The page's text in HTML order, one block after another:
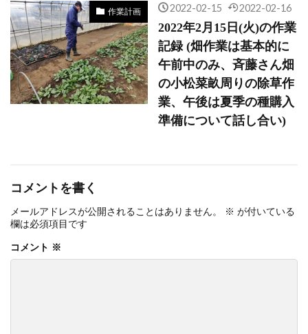
作業計画 2022-02-15 2022-02-16
2022年2月15日(火)の作業
記録 (畑作業は基本的に
午前中のみ、斉藤さん畑
の小松菜畝周りの除草作
業、午後は夏季の種購入
準備について話し合い)
コメントを書く
メールアドレスが公開されることはありません。 ※ が付いている
欄は必須項目です
コメント ※